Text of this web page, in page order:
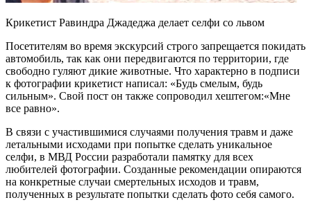
Крикетист Равиндра Джадеджа делает селфи со львом
Посетителям во время экскурсий строго запрещается покидать
автомобиль, так как они передвигаются по территории, где
свободно гуляют дикие животные. Что характерно в подписи
к фотографии крикетист написал: «Будь смелым, будь
сильным». Свой пост он также сопроводил хештегом:«Мне
все равно».
В связи с участившимися случаями получения травм и даже
летальными исходами при попытке сделать уникальное
селфи, в МВД России разработали памятку для всех
любителей фотографии. Созданные рекомендации опираются
на конкретные случаи смертельных исходов и травм,
полученных в результате попытки сделать фото себя самого.